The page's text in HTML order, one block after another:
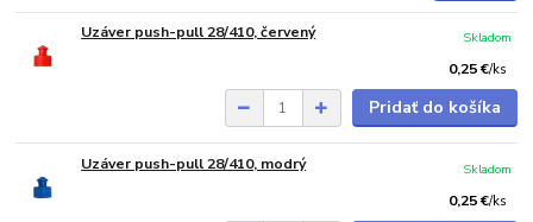
Uzáver push-pull 28/410, červený
0,25 €/ks
Skladom
Pridať do košíka
Uzáver push-pull 28/410, modrý
0,25 €/ks
Skladom